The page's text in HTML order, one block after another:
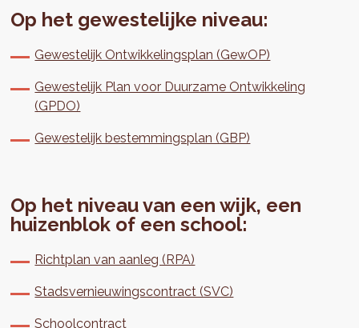
Op het gewestelijke niveau:
Gewestelijk Ontwikkelingsplan (GewOP)
Gewestelijk Plan voor Duurzame Ontwikkeling
(GPDO)
Gewestelijk bestemmingsplan (GBP)
Op het niveau van een wijk, een
huizenblok of een school:
Richtplan van aanleg (RPA)
Stadsvernieuwingscontract (SVC)
Schoolcontract